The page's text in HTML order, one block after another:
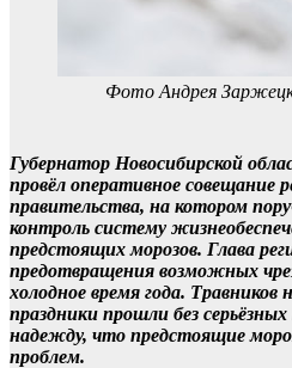
Фото Андрея
Губернатор Новосибирской
провёл оперативное совещание
правительства, на котором
контроль систему
предстоящих морозов. Глава
предотвращения возможных
холодное время года.
праздники прошли без
надежду, что предстоящие
проблем.